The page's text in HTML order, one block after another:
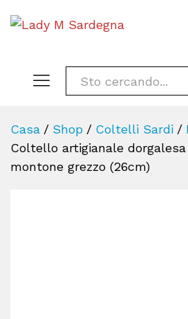
Casa / Shop / Coltelli Sardi /
Coltello artigianale
montone grezzo (26cm)